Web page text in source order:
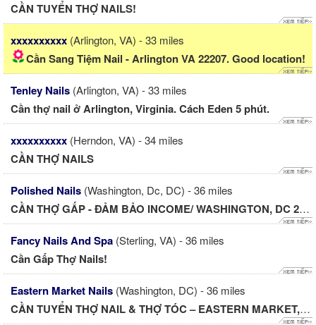
CẦN TUYỂN THỢ NAILS!
xxxxxxxxxx (Arlington, VA) - 33 miles
Cần Sang Tiệm Nail - Arlington VA 22207. Good location!
Tenley Nails (Arlington, VA) - 33 miles
Cần thợ nail ở Arlington, Virginia. Cách Eden 5 phút.
xxxxxxxxxx (Herndon, VA) - 34 miles
CẦN THỢ NAILS
Polished Nails (Washington, Dc, DC) - 36 miles
CẦN THỢ GẤP - ĐẢM BẢO INCOME/ WASHINGTON, DC 20007
Fancy Nails And Spa (Sterling, VA) - 36 miles
Cần Gấp Thợ Nails!
Eastern Market Nails (Washington, DC) - 36 miles
CẦN TUYỂN THỢ NAIL & THỢ TÓC – EASTERN MARKET, WASHINGTON,...